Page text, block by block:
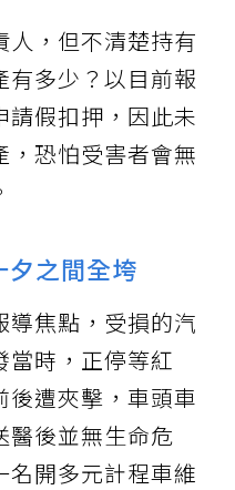
人，但不清楚持有
有多少？以目前報
請假扣押，因此未
恐怕受害者會無
夕之間全垮
焦點，受損的汽
當時，正停等紅
後遭夾擊，車頭車
醫後並無生命危
名開多元計程車維